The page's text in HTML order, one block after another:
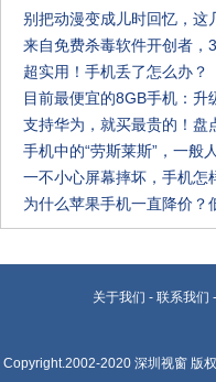
别把动漫变成儿时回忆，这
来自免费杀毒软件开创者，
超实用！手机丢了怎么办？
目前最便宜的8GB手机：升
支持华为，就买最贵的！盘
手机中的“劳斯莱斯”，一般
一不小心屏幕摔坏，手机怎
为什么苹果手机一直降价？
关于我们 - 联系我们 -
Copyright.2002-2020 深圳视窗版